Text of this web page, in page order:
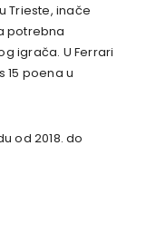
Trieste, inače
potrebna
igrača. U Ferrari
15 poena u
od 2018. do